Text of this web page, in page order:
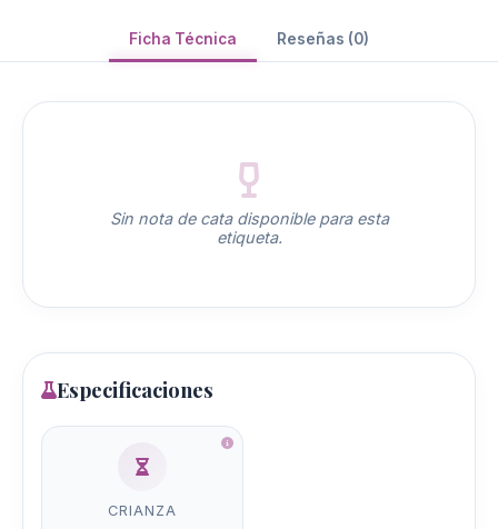
Ficha Técnica Reseñas (0)
Sin nota de cata disponible para esta
etiqueta.
Especificaciones
CRIANZA